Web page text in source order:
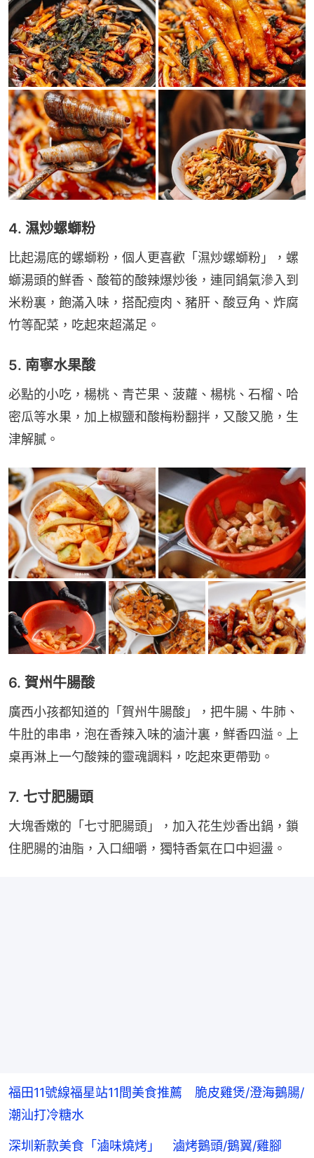
4. 濕炒螺螄粉
比起湯底的螺螄粉，個人更喜歡「濕炒螺螄粉」，螺
螄湯頭的鮮香、酸筍的酸辣爆炒後，連同鍋氣滲入到
米粉裏，飽滿入味，搭配瘦肉、豬肝、酸豆角、炸腐
竹等配菜，吃起來超滿足。
5. 南寧水果酸
必點的小吃，楊桃、青芒果、菠蘿、楊桃、石榴、哈
密瓜等水果，加上椒鹽和酸梅粉翻拌，又酸又脆，生
津解膩。
6. 賀州牛腸酸
廣西小孩都知道的「賀州牛腸酸」，把牛腸、牛肺、
牛肚的串串，泡在香辣入味的滷汁裏，鮮香四溢。上
桌再淋上一勺酸辣的靈魂調料，吃起來更帶勁。
7. 七寸肥腸頭
大塊香嫩的「七寸肥腸頭」，加入花生炒香出鍋，鎖
住肥腸的油脂，入口細嚼，獨特香氣在口中迴盪。
福田11號線福星站11間美食推薦 脆皮雞煲/澄海鵝腸/
潮汕打冷糖水
深圳新款美食「滷味燒烤」 滷烤鵝頭/鵝翼/雞腳